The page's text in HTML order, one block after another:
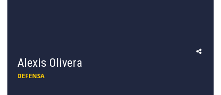
Alexis Olivera
DEFENSA